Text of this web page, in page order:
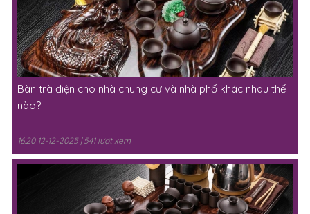
Bàn trà điện cho nhà chung cư và nhà phố khác nhau thế
nào?
16:20 12-12-2025 | 541 lượt xem